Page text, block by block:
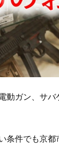
ガン、サバ
条件でも京